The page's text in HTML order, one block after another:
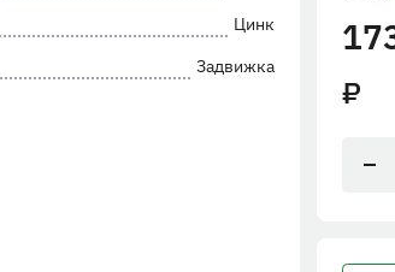
Цинк
Задвижка
₽